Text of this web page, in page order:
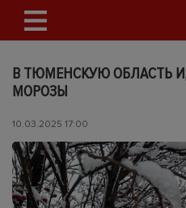
В ТЮМЕНСКУЮ ОБЛАСТЬ
МОРОЗЫ
10.03.2025 17:00